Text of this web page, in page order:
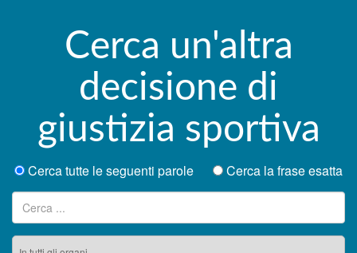
Cerca un'altra
decisione di
giustizia sportiva
Cerca tutte le seguenti parole
Cerca la frase esatta
Ricerca per: